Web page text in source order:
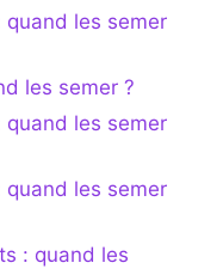
quand les semer
les semer ?
quand les semer
quand les semer
: quand les